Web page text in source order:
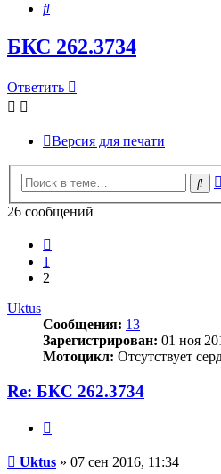
Поиск
БКС 262.3734
Ответить
Версия для печати
26 сообщений
1
2
Uktus
Сообщения: 13
Зарегистрирован: 01 ноя
Мотоцикл: Отсутствует
Re: БКС 262.3734
Сообщение
Uktus » 07 сен 2016, 11:34